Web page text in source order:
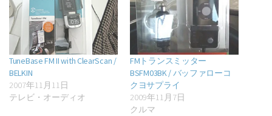
TuneBase FM II with ClearScan /
BELKIN
2007年11月11日
テレビ・オーディオ
FMトランスミッター
BSFM03BK / バッファローコ
クヨサプライ
2009年11月7日
クルマ